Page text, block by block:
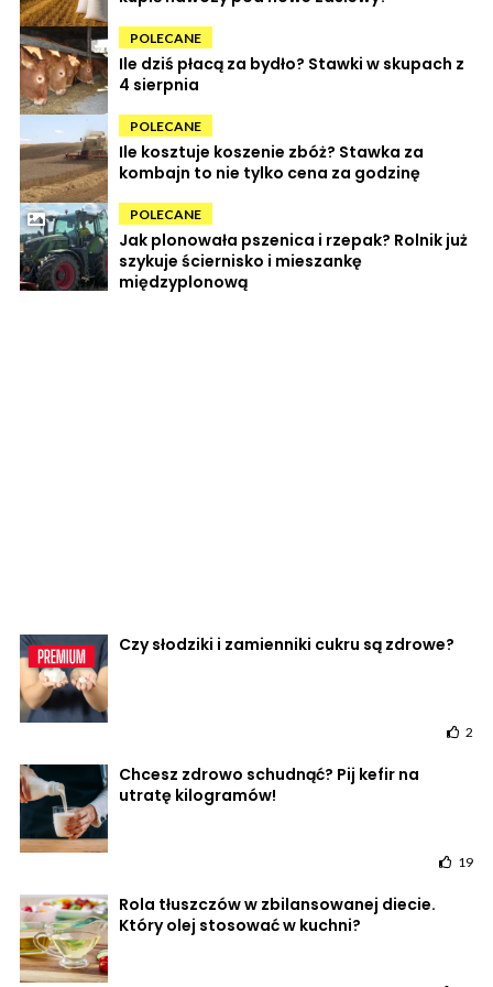
POLECANE
Ile dziś płacą za bydło? Stawki w skupach z
4 sierpnia
POLECANE
Ile kosztuje koszenie zbóż? Stawka za
kombajn to nie tylko cena za godzinę
POLECANE
Jak plonowała pszenica i rzepak? Rolnik już
szykuje ściernisko i mieszankę
międzyplonową
Czy słodziki i zamienniki cukru są zdrowe?
2
Chcesz zdrowo schudnąć? Pij kefir na
utratę kilogramów!
19
Rola tłuszczów w zbilansowanej diecie.
Który olej stosować w kuchni?